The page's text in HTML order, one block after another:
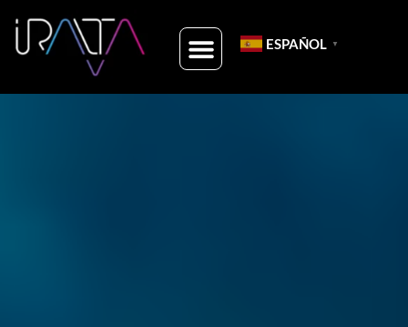
ESPAÑOL ▼